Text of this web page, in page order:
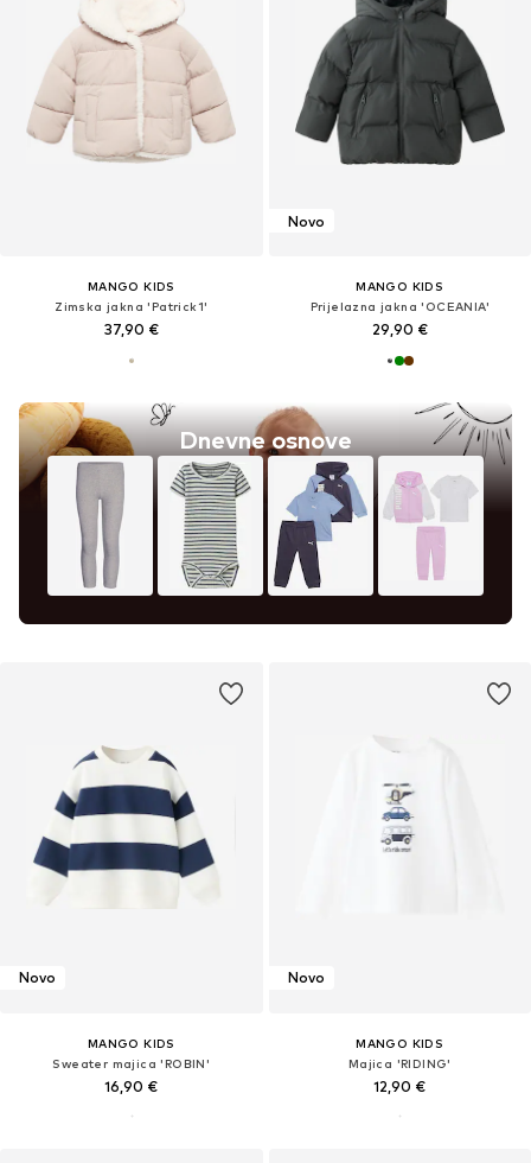
MANGO KIDS
Zimska jakna 'Patrick1'
37,90 €
Dnevne osnove
Novo
MANGO KIDS
Prijelazna jakna 'OCEANIA'
29,90 €
Novo
MANGO KIDS
Sweater majica 'ROBIN'
16,90 €
Novo
MANGO KIDS
Majica 'RIDING'
12,90 €